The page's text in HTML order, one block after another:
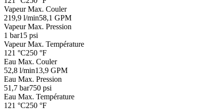
Vapeur Max. Couler
219,9 l/min58,1 GPM
Vapeur Max. Pression
1 bar15 psi
Vapeur Max. Température
121 °C250 °F
Eau Max. Couler
52,8 l/min13,9 GPM
Eau Max. Pression
51,7 bar750 psi
Eau Max. Température
121 °C250 °F